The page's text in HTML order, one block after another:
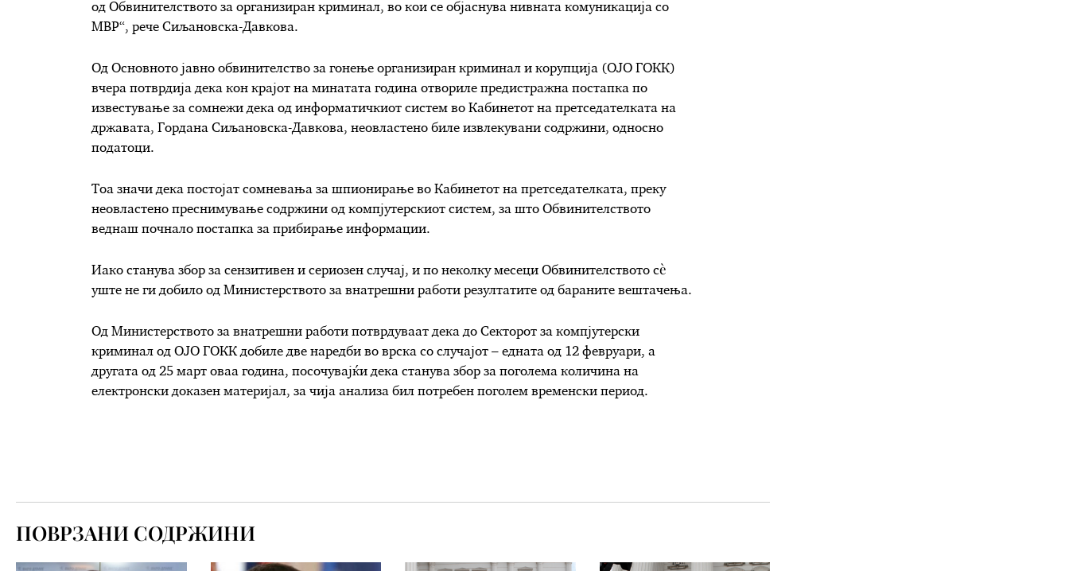
од Обвинителството за организиран криминал, во кои се објаснува нивната комуникација со
МВР“, рече Сиљановска-Давкова.
Од Основното јавно обвинителство за гонење организиран криминал и корупција (ОЈО ГОКК)
вчера потврдија дека кон крајот на минатата година отвориле предистражна постапка по
известување за сомнежи дека од информатичкиот систем во Кабинетот на претседателката на
државата, Гордана Сиљановска-Давкова, неовластено биле извлекувани содржини, односно
податоци.
Тоа значи дека постојат сомневања за шпионирање во Кабинетот на претседателката, преку
неовластено преснимување содржини од компјутерскиот систем, за што Обвинителството
веднаш почнало постапка за прибирање информации.
Иако станува збор за сензитивен и сериозен случај, и по неколку месеци Обвинителството сè
уште не ги добило од Министерството за внатрешни работи резултатите од бараните вештачења.
Од Министерството за внатрешни работи потврдуваат дека до Секторот за компјутерски
криминал од ОЈО ГОКК добиле две наредби во врска со случајот – едната од 12 февруари, а
другата од 25 март оваа година, посочувајќи дека станува збор за поголема количина на
електронски доказен материјал, за чија анализа бил потребен поголем временски период.
ПОВРЗАНИ СОДРЖИНИ